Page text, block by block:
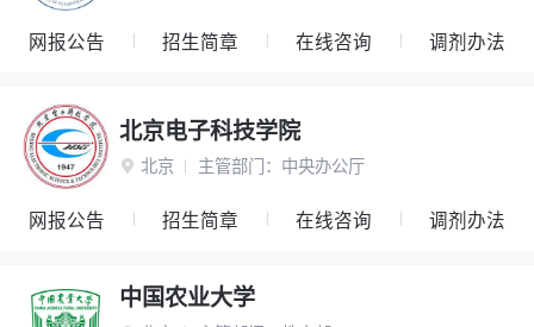
网报公告 招生简章 在线咨询 调剂办法
北京电子科技学院
 北京 主管部门： 中央办公厅
网报公告 招生简章 在线咨询 调剂办法
中国农业大学